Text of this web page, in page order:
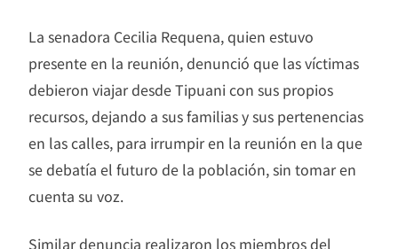
La senadora Cecilia Requena, quien estuvo
presente en la reunión, denunció que las víctimas
debieron viajar desde Tipuani con sus propios
recursos, dejando a sus familias y sus pertenencias
en las calles, para irrumpir en la reunión en la que
se debatía el futuro de la población, sin tomar en
cuenta su voz.
Similar denuncia realizaron los miembros del